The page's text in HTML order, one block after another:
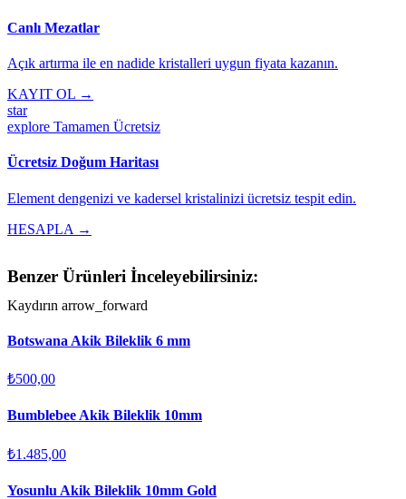
Canlı Mezatlar
Açık artırma ile en nadide kristalleri uygun fiyata kazanın.
KAYIT OL →
star
explore Tamamen Ücretsiz
Ücretsiz Doğum Haritası
Element dengenizi ve kadersel kristalinizi ücretsiz tespit edin.
HESAPLA →
Benzer Ürünleri İnceleyebilirsiniz:
Kaydırın arrow_forward
Botswana Akik Bileklik 6 mm
₺500,00
Bumblebee Akik Bileklik 10mm
₺1.485,00
Yosunlu Akik Bileklik 10mm Gold